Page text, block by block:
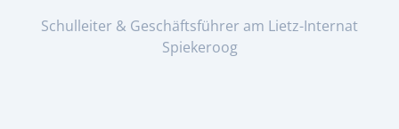
Schulleiter & Geschäftsführer am Lietz-Internat
Spiekeroog